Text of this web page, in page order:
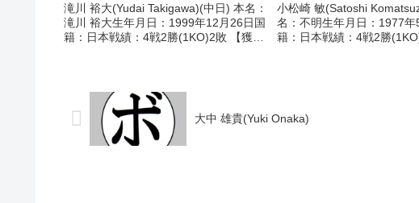
滝川 裕大(Yudai Takigawa)(中日) 本名：
滝川 裕大生年月日：1999年12月26日国
籍：日本戦績：4戦2勝(1KO)2敗 【獲得
小松崎 敏(Satoshi
名：不明生年月日：1977年
籍：日本戦績：4戦2勝
大中 雄貴(Yuki Onaka)